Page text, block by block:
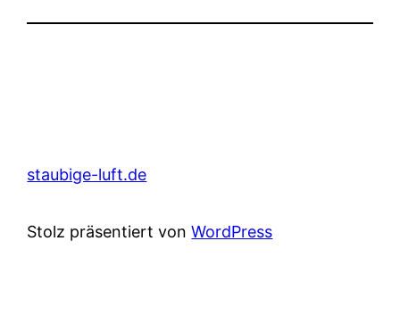
staubige-luft.de
Stolz präsentiert vonWordPress